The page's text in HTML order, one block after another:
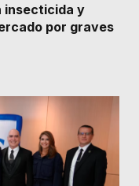
insecticida y
por graves